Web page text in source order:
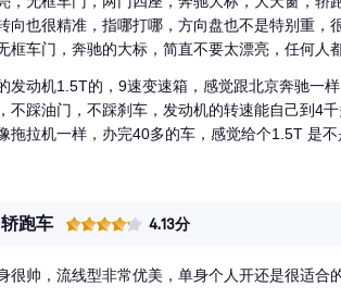
向也很精准，指哪打哪，方向盘也不是特别重，
框车门，奔驰的大标，简直不要太漂亮，任何人
发动机1.5T的，9速变速箱，感觉跟北京奔驰一
不踩油门，不踩刹车，发动机的转速能自己到4
拖拉机一样，办完40多的车，感觉给个1.5T 是
是玩。这个车型就没有什么性价比一说，毕竟是
跑车 4.13分
很帅，流线型非常优美，单身个人开还是很适合